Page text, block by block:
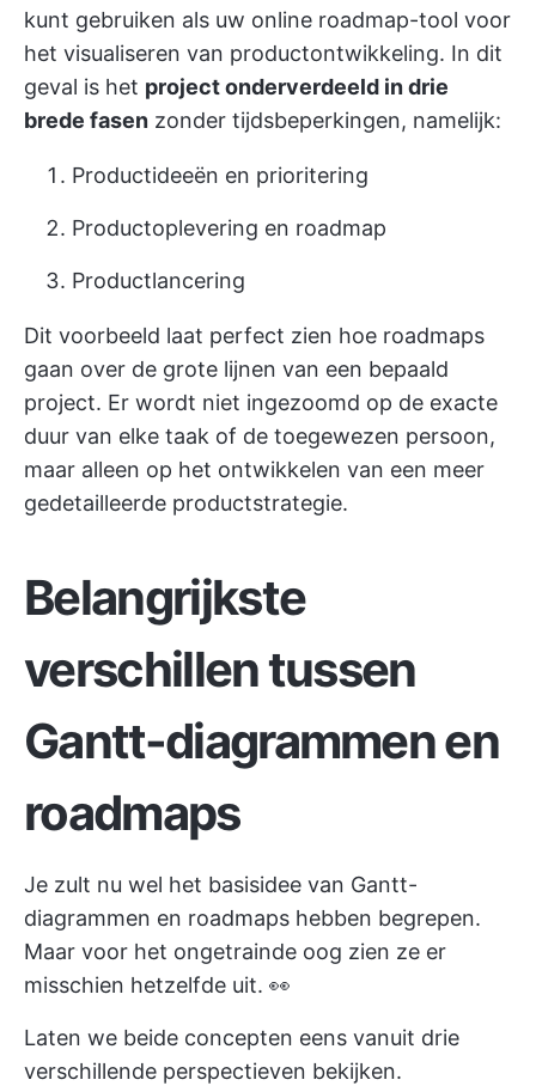
kunt gebruiken als uw online roadmap-tool voor
het visualiseren van productontwikkeling. In dit
geval is het project onderverdeeld in drie
brede fasen zonder tijdsbeperkingen, namelijk:
Productideeën en prioritering
Productoplevering en roadmap
Productlancering
Dit voorbeeld laat perfect zien hoe roadmaps
gaan over de grote lijnen van een bepaald
project. Er wordt niet ingezoomd op de exacte
duur van elke taak of de toegewezen persoon,
maar alleen op het ontwikkelen van een meer
gedetailleerde productstrategie.
Belangrijkste
verschillen tussen
Gantt-diagrammen en
roadmaps
Je zult nu wel het basisidee van Gantt-
diagrammen en roadmaps hebben begrepen.
Maar voor het ongetrainde oog zien ze er
misschien hetzelfde uit. 👀
Laten we beide concepten eens vanuit drie
verschillende perspectieven bekijken.